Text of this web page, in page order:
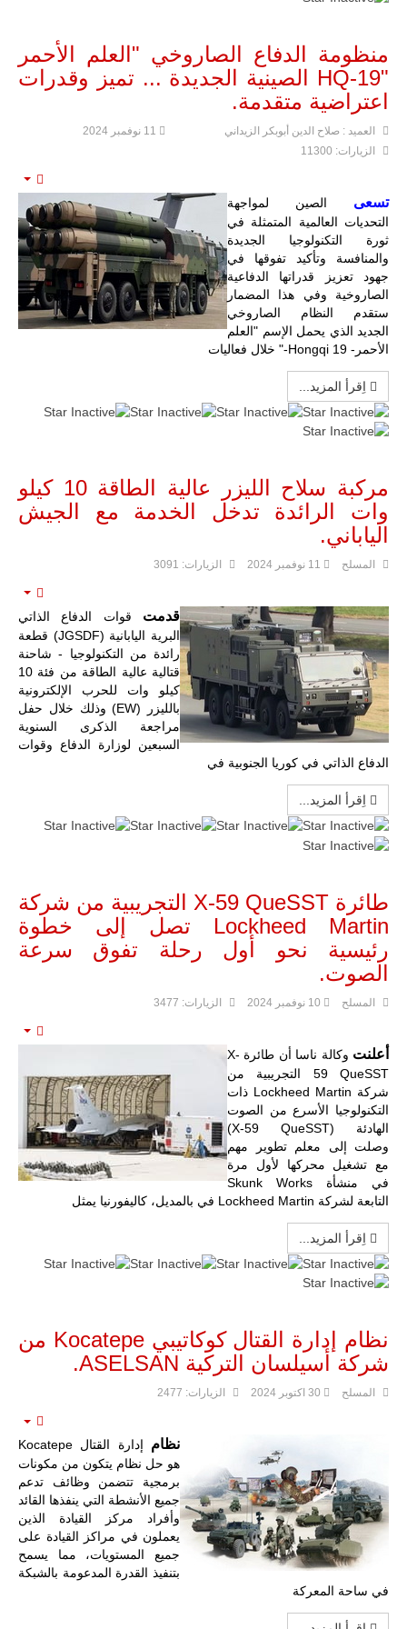
منقسمة منذ…
للمزيد
منظومة الدفاع الصاروخي "العلم الأحمر
"HQ-19 الصينية الجديدة ... تميز وقدرات
اعتراضية متقدمة.
العميد : صلاح الدين أبوبكر الزيداني
11 نوفمبر 2024
الزيارات: 11300
تسعى الصين لمواجهة
التحديات العالمية المتمثلة في
ثورة التكنولوجيا الجديدة
والمنافسة وتأكيد تفوقها في
جهود تعزيز قدراتها الدفاعية
الصاروخية وفي هذا المضمار
ستقدم النظام الصاروخي
الجديد الذي يحمل الإسم "العلم
الأحمر- 19 Hongqi-" خلال فعاليات
اِقرأ المزيد...
مركبة سلاح الليزر عالية الطاقة 10 كيلو
وات الرائدة تدخل الخدمة مع الجيش
الياباني.
المسلح 11 نوفمبر 2024 الزيارات: 3091
قدمت قوات الدفاع الذاتي
البرية اليابانية (JGSDF) قطعة
رائدة من التكنولوجيا - شاحنة
قتالية عالية الطاقة من فئة 10
كيلو وات للحرب الإلكترونية
بالليزر (EW) وذلك خلال حفل
مراجعة الذكرى السنوية
السبعين لوزارة الدفاع وقوات
الدفاع الذاتي في كوريا الجنوبية في
اِقرأ المزيد...
طائرة X-59 QueSST التجريبية من شركة
Lockheed Martin تصل إلى خطوة
رئيسية نحو أول رحلة تفوق سرعة
الصوت.
المسلح 10 نوفمبر 2024 الزيارات: 3477
أعلنت
وكالة ناسا أن طائرة X-
59 QueSST التجريبية من
شركة Lockheed Martin ذات
التكنولوجيا الأسرع من الصوت
الهادئة (X-59 QueSST)
وصلت إلى معلم تطوير مهم
مع تشغيل محركها لأول مرة
في منشأة Skunk Works
التابعة لشركة Lockheed Martin
في بالمديل، كاليفورنيا يمثل
اِقرأ المزيد...
نظام إدارة القتال كوكاتيبي Kocatepe من
شركة أسيلسان التركية ASELSAN.
المسلح 30 اكتوبر 2024 الزيارات: 2477
نظام
إدارة القتال Kocatepe
هو حل نظام يتكون من مكونات
برمجية تتضمن وظائف تدعم
جميع الأنشطة التي ينفذها القائد
وأفراد مركز القيادة الذين
يعملون في مراكز القيادة على
جميع المستويات، مما يسمح
بتنفيذ القدرة المدعومة بالشبكة
في ساحة المعركة